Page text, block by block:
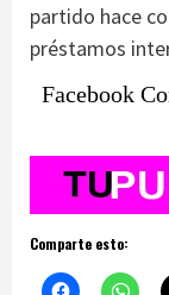
partido hace
préstamos
Facebook
Comparte esto: